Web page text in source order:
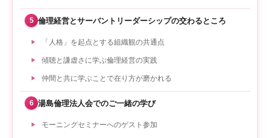
5 倫理経営とサーバントリーダーシップの交わるところ
「人格」を起点とする組織観の共通点
傾聴と謙虚さに学ぶ倫理経営の実践
仲間と共に学ぶことで在り方が磨かれる
6 湯島倫理法人会でのご一緒の学び
モーニングセミナーへのゲスト参加